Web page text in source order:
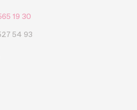
19 30
54 93